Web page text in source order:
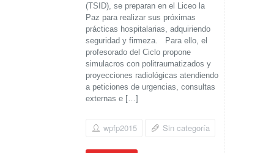
(TSID), se preparan en el Liceo la
Paz para realizar sus próximas
prácticas hospitalarias, adquiriendo
seguridad y firmeza. Para ello, el
profesorado del Ciclo propone
simulacros con politraumatizados y
proyecciones radiológicas atendiendo
a peticiones de urgencias, consultas
externas e […]
wpfp2015 Sin categoría